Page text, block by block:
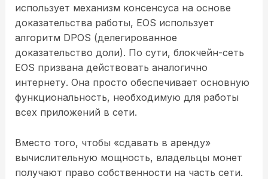
использует механизм консенсуса на основе
доказательства работы, EOS использует
алгоритм DPOS (делегированное
доказательство доли). По сути, блокчейн-сеть
EOS призвана действовать аналогично
интернету. Она просто обеспечивает основную
функциональность, необходимую для работы
всех приложений в сети.
Вместо того, чтобы «сдавать в аренду»
вычислительную мощность, владельцы монет
получают право собственности на часть сети.